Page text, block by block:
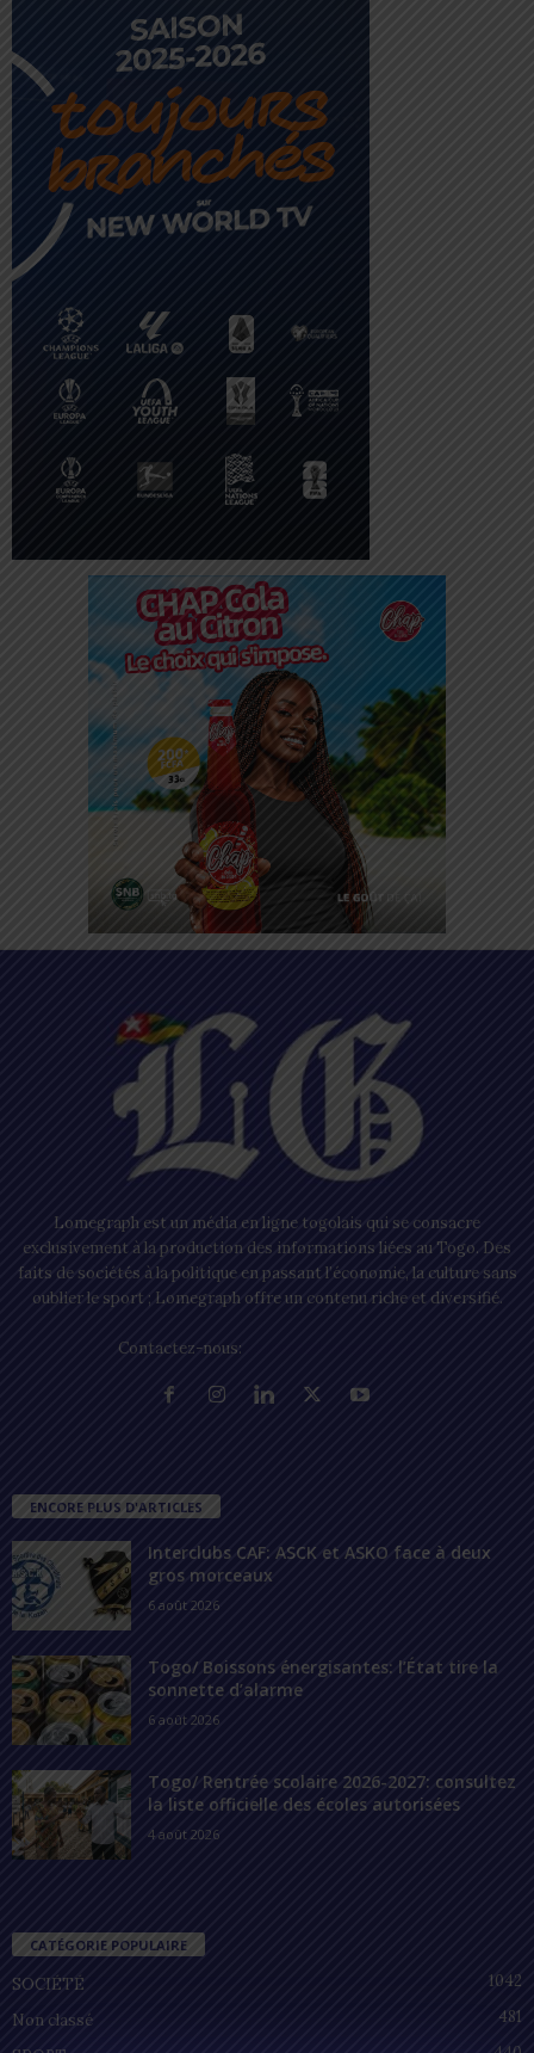
Lomegraph est un média en ligne togolais qui se consacre
exclusivement à la production des informations liées au Togo. Des
faits de sociétés à la politique en passant l’économie, la culture sans
oublier le sport ; Lomegraph offre un contenu riche et diversifié.
Contactez-nous:
ENCORE PLUS D'ARTICLES
Interclubs CAF: ASCK et ASKO face à deux
gros morceaux
6 août 2026
Togo/ Boissons énergisantes: l’État tire la
sonnette d’alarme
6 août 2026
Togo/ Rentrée scolaire 2026-2027: consultez
la liste officielle des écoles autorisées
4 août 2026
CATÉGORIE POPULAIRE
SOCIÉTÉ
1042
Non classé
481